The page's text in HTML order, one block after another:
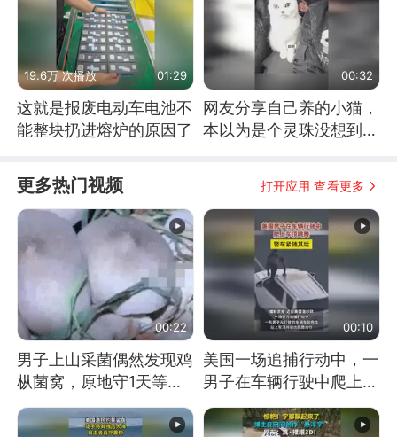
19.6万 次播放 01:29
这就是报废电动车电池不
能整块扔进熔炉的原因了
00:32
网友分享自己养的小猫，
本以为是个灵珠没想到是
更多热门视频 打开应用 查看更多
00:22
男子上山采菌偶然发现鸡
枞菌窝，原地守1天等它
长大：挖了140多朵
00:10
美国一场追捕行动中，一
男子在车辆行驶中爬上车
顶跳舞。（新京报）